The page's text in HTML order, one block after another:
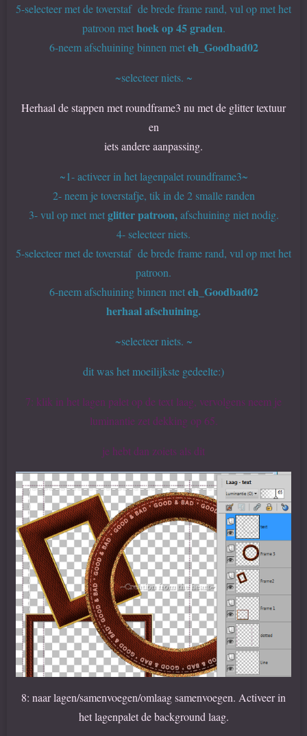
5-selecteer met de toverstaf de brede frame rand, vul op met het
patroon methoek op 45 graden.
6-neem afschuining binnen meteh_Goodbad02
~selecteer niets. ~
Herhaal de stappen met roundframe3 nu met de glitter textuur
en
iets andere aanpassing.
~1- activeer in het lagenpalet roundframe3~
2- neem je toverstafje, tik in de 2 smalle randen
3- vul op met metglitter patroon,afschuining niet nodig.
4- selecteer niets.
5-selecteer met de toverstaf de brede frame rand, vul op met het
patroon.
6-neem afschuining binnen meteh_Goodbad02
herhaal afschuining.
~selecteer niets. ~
dit was het moeilijkste gedeelte:)
7: klik in het lagen palet op de text laag, vervolgens neem je
luminantie zet dekking op 65.
je hebt dan zoiets als dit
8: naar lagen/samenvoegen/omlaag samenvoegen. Activeer in
het lagenpalet de background laag.